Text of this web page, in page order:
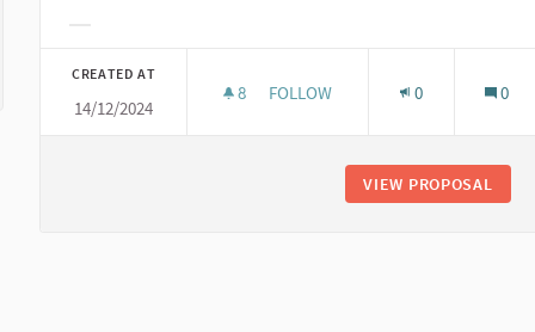
CREATED AT
14/12/2024
8 8 FOLLOWERS
FOLLOW 0 0
VIEW PROPOSAL